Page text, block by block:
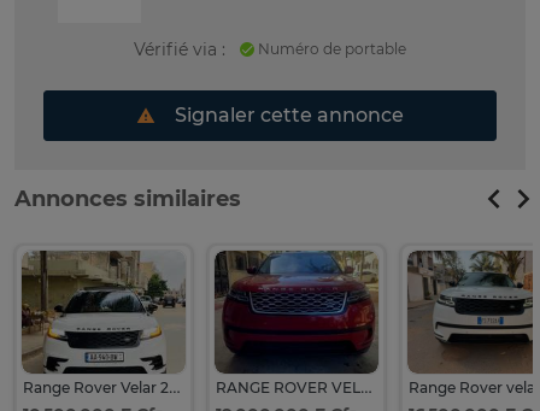
Vérifié via : Numéro de portable
Signaler cette annonce
Annonces similaires
Range Rover Velar 2018 RANGE ROVER VELAR 2018